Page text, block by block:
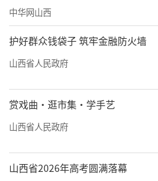
中华网山西
护好群众钱袋子 筑牢金融防火墙
山西省人民政府
赏戏曲·逛市集·学手艺
山西省人民政府
山西省2026年高考圆满落幕